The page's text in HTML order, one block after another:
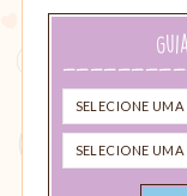
Selecione
uma
cidade
Selecione
uma